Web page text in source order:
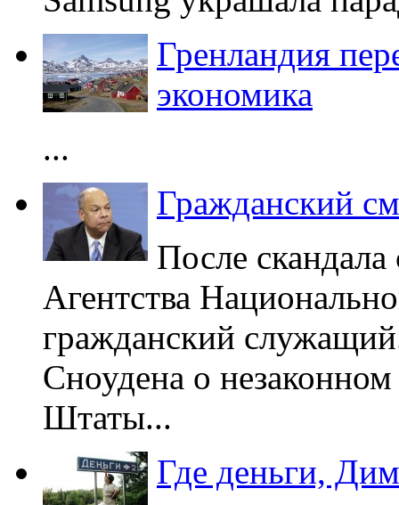
Гренландия
экономика
...
Гражданский
После
Агентства
гражданский
Сноудена о
Штаты...
Где деньги,